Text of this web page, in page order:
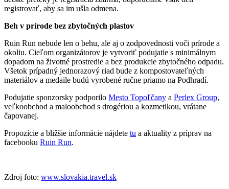
registrovať, aby sa im ušla odmena.
Beh v prírode bez zbytočných plastov
Ruin Run nebude len o behu, ale aj o zodpovednosti voči prírode a
okoliu. Cieľom organizátorov je vytvoriť podujatie s minimálnym
dopadom na životné prostredie a bez produkcie zbytočného odpadu.
Všetok prípadný jednorazový riad bude z kompostovateľných
materiálov a medaile budú vyrobené ručne priamo na Podhradí.
Podujatie sponzorsky podporilo Mesto Topoľčany a Perlex Group,
veľkoobchod a maloobchod s drogériou a kozmetikou, vrátane
čapovanej.
Propozície a bližšie informácie nájdete tu a aktuality z príprav na
facebooku Ruin Run.
Zdroj foto: www.slovakia.travel.sk